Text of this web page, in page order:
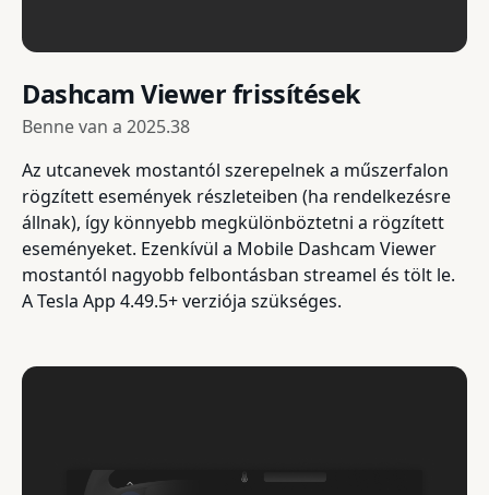
Dashcam Viewer frissítések
Benne van a 2025.38
Az utcanevek mostantól szerepelnek a műszerfalon
rögzített események részleteiben (ha rendelkezésre
állnak), így könnyebb megkülönböztetni a rögzített
eseményeket. Ezenkívül a Mobile Dashcam Viewer
mostantól nagyobb felbontásban streamel és tölt le.
A Tesla App 4.49.5+ verziója szükséges.